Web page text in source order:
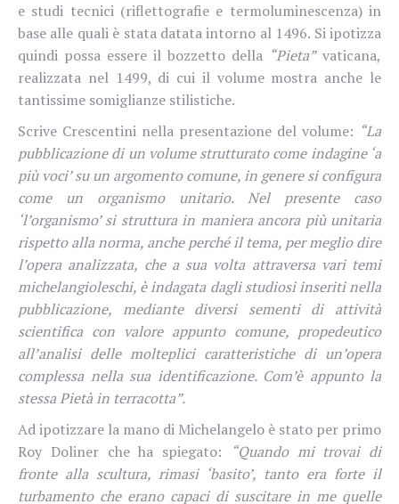
e studi tecnici (riflettografie e termoluminescenza) in
base alle quali è stata datata intorno al 1496. Si ipotizza
quindi possa essere il bozzetto della “Pieta”vaticana,
realizzata nel 1499, di cui il volume mostra anche le
tantissime somiglianze stilistiche.
Scrive Crescentini nella presentazione del volume: “La
pubblicazione di un volume strutturato come indagine ‘a
più voci’ su un argomento comune, in genere si configura
come un organismo unitario. Nel presente caso
‘l’organismo’ si struttura in maniera ancora più unitaria
rispetto alla norma, anche perché il tema, per meglio dire
l’opera analizzata, che a sua volta attraversa vari temi
michelangioleschi, è indagata dagli studiosi inseriti nella
pubblicazione, mediante diversi sementi di attività
scientifica con valore appunto comune, propedeutico
all’analisi delle molteplici caratteristiche di un’opera
complessa nella sua identificazione. Com’è appunto la
stessaPietà in terracotta”.
Ad ipotizzare la mano di Michelangelo è stato per primo
Roy Doliner che ha spiegato:
“Quando mi trovai di
fronte alla scultura, rimasi ‘basito’, tanto era forte il
turbamento che erano capaci di suscitare in me quelle